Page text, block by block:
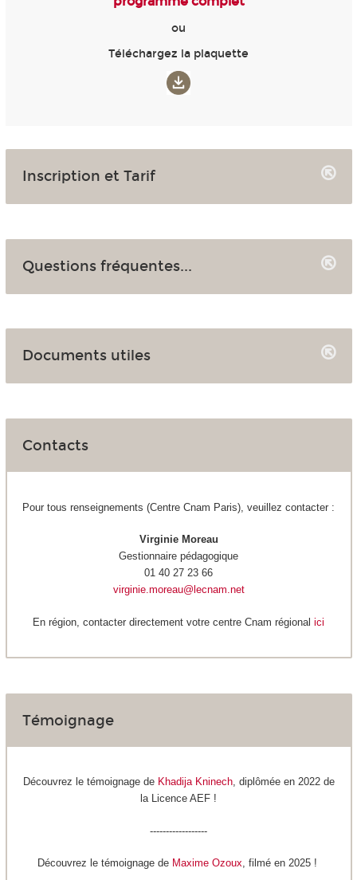
ou
Téléchargez la plaquette
Inscription et Tarif
Questions fréquentes...
Documents utiles
Contacts
Pour tous renseignements (Centre Cnam Paris), veuillez contacter :
Virginie Moreau
Gestionnaire pédagogique
01 40 27 23 66
virginie.moreau@lecnam.net
En région, contacter directement votre centre Cnam régional ici
Témoignage
Découvrez le témoignage de Khadija Kninech, diplômée en 2022 de
la Licence AEF !
------------------
Découvrez le témoignage de Maxime Ozoux, filmé en 2025 !